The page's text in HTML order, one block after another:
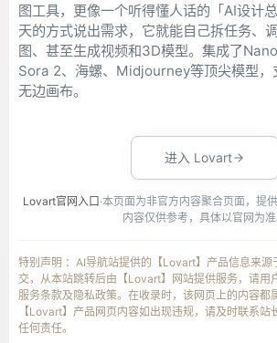
图工具，更像一个听得懂人话的「AI设计
天的方式说出需求，它就能自己拆任务、
图、甚至生成视频和3D模型。集成了
Sora 2、海螺、Midjourney等顶尖模型，
无边画布。
进入 Lovart
Lovart官网入口 ·本页面为非官方内容聚合页面，提
内容仅供参考，具体以官网为准
特别声明 ：AI导航站提供的【Lovart】产品信息来源
交，从本站跳转后由【Lovart】网站提供服务，请用
服务条款及隐私政策。在收录时，该网页上的内容都
【Lovart】产品网页内容如出现违规，请及时联系站
任何责任。